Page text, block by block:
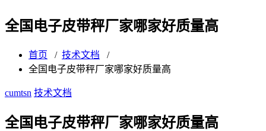
全国电子皮带秤厂家哪家好质量高
首页 / 技术文档 /
全国电子皮带秤厂家哪家好质量高
cumtsn 技术文档
全国电子皮带秤厂家哪家好质量高